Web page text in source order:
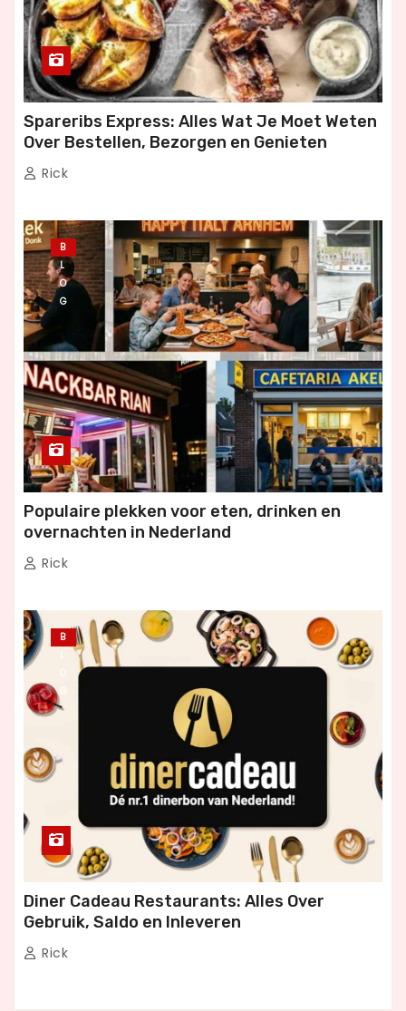
Spareribs Express: Alles Wat Je Moet Weten
Over Bestellen, Bezorgen en Genieten
Rick
B
L
O
G
Populaire plekken voor eten, drinken en
overnachten in Nederland
Rick
B
L
O
G
Diner Cadeau Restaurants: Alles Over
Gebruik, Saldo en Inleveren
Rick